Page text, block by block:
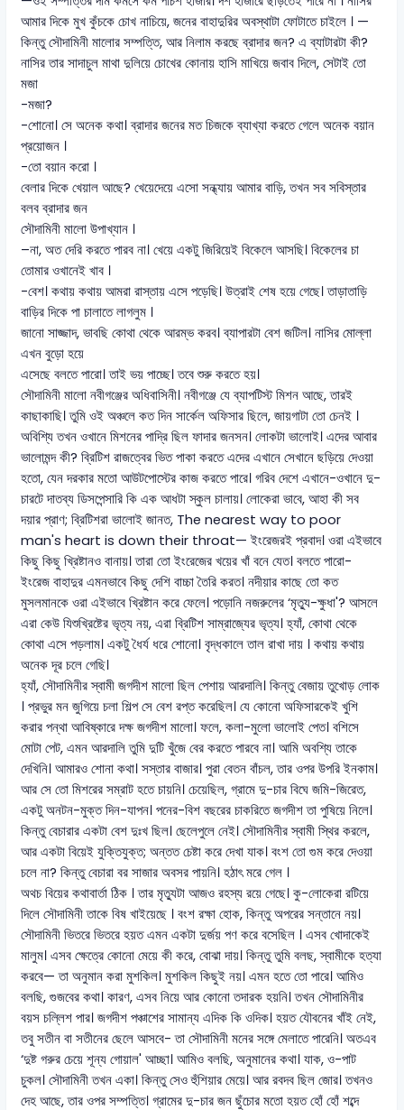
আমার দিকে মুখ কুঁচকে চোখ নাচিয়ে, জনের বাহাদুরির অবস্থাটা ফোটাতে চাইলে । —
কিন্তু সৌদামিনী মালোর সম্পত্তি, আর নিলাম করছে ব্রাদার জন? এ ব্যাটারটা কী?
নাসির তার সাদাচুল মাথা দুলিয়ে চোখের কোনায় হাসি মাখিয়ে জবাব দিলে, সেটাই তো
মজা
-মজা?
-শোনো। সে অনেক কথা। ব্রাদার জনের মত চিজকে ব্যাখ্যা করতে গেলে অনেক বয়ান
প্রয়োজন ।
-তো বয়ান করো ।
বেলার দিকে খেয়াল আছে? খেয়েদেয়ে এসো সন্ধ্যায় আমার বাড়ি, তখন সব সবিস্তার
বলব ব্রাদার জন
সৌদামিনী মালো উপাখ্যান ।
–না, অত দেরি করতে পারব না। খেয়ে একটু জিরিয়েই বিকেলে আসছি। বিকেলের চা
তোমার ওখানেই খাব ।
-বেশ। কথায় কথায় আমরা রাস্তায় এসে পড়েছি। উত্রাই শেষ হয়ে গেছে। তাড়াতাড়ি
বাড়ির দিকে পা চালাতে লাগলুম ।
জানো সাজ্জাদ, ভাবছি কোথা থেকে আরম্ভ করব। ব্যাপারটা বেশ জটিল। নাসির মোল্লা
এখন বুড়ো হয়ে
এসেছে বলতে পারো। তাই ভয় পাচ্ছে। তবে শুরু করতে হয়।
সৌদামিনী মালো নবীগঞ্জের অধিবাসিনী। নবীগঞ্জে যে ব্যাপটিস্ট মিশন আছে, তারই
কাছাকাছি। তুমি ওই অঞ্চলে কত দিন সার্কেল অফিসার ছিলে, জায়গাটা তো চেনই ।
অবিশ্যি তখন ওখানে মিশনের পাদ্রি ছিল ফাদার জনসন। লোকটা ভালোই। এদের আবার
ভালোমন্দ কী? ব্রিটিশ রাজত্বের ভিত পাকা করতে এদের এখানে সেখানে ছড়িয়ে দেওয়া
হতো, যেন দরকার মতো আউটপোস্টের কাজ করতে পারে। গরিব দেশে এখানে-ওখানে দু-
চারটে দাতব্য ডিসপেন্সারি কি এক আধটা স্কুল চালায়। লোকেরা ভাবে, আহা কী সব
দয়ার প্রাণ; ব্রিটিশরা ভালোই জানত, The nearest way to poor
man's heart is down their throat— ইংরেজরই প্রবাদ। ওরা এইভাবে
কিছু কিছু খ্রিষ্টানও বানায়। তারা তো ইংরেজের খয়ের খাঁ বনে যেত। বলতে পারো-
ইংরেজ বাহাদুর এমনভাবে কিছু দেশি বাচ্চা তৈরি করত। নদীয়ার কাছে তো কত
মুসলমানকে ওরা এইভাবে খ্রিষ্টান করে ফেলে। পড়োনি নজরুলের ‘মৃত্যু-ক্ষুধা'? আসলে
এরা কেউ যিশুখ্রিষ্টের ভৃত্য নয়, এরা ব্রিটিশ সাম্রাজ্যের ভৃত্য। হ্যাঁ, কোথা থেকে
কোথা এসে পড়লাম। একটু ধৈর্য ধরে শোনো। বৃদ্ধকালে তাল রাখা দায় । কথায় কথায়
অনেক দূর চলে গেছি।
হ্যাঁ, সৌদামিনীর স্বামী জগদীশ মালো ছিল পেশায় আরদালি। কিন্তু বেজায় তুখোড় লোক
। প্রভুর মন জুগিয়ে চলা শিল্প সে বেশ রপ্ত করেছিল। যে কোনো অফিসারকেই খুশি
করার পন্থা আবিষ্কারে দক্ষ জগদীশ মালো। ফলে, কলা-মুলো ভালোই পেত। বশিসে
মোটা পেট, এমন আরদালি তুমি দুটি খুঁজে বের করতে পারবে না। আমি অবশ্যি তাকে
দেখিনি। আমারও শোনা কথা। সস্তার বাজার। পুরা বেতন বাঁচল, তার ওপর উপরি ইনকাম।
আর সে তো মিশরের সম্রাট হতে চায়নি। চেয়েছিল, গ্রামে দু-চার বিঘে জমি-জিরেত,
একটু অনটন-মুক্ত দিন-যাপন। পনের-বিশ বছরের চাকরিতে জগদীশ তা পুষিয়ে নিলে।
কিন্তু বেচারার একটা বেশ দুঃখ ছিল। ছেলেপুলে নেই। সৌদামিনীর স্বামী স্থির করলে,
আর একটা বিয়েই যুক্তিযুক্ত; অন্তত চেষ্টা করে দেখা যাক। বংশ তো গুম করে দেওয়া
চলে না? কিন্তু বেচারা বর সাজার অবসর পায়নি। হঠাৎ মরে গেল ।
অথচ বিয়ের কথাবার্তা ঠিক । তার মৃত্যুটা আজও রহস্য রয়ে গেছে। কু-লোকেরা রটিয়ে
দিলে সৌদামিনী তাকে বিষ খাইয়েছে । বংশ রক্ষা হোক, কিন্তু অপরের সন্তানে নয়।
সৌদামিনী ভিতরে ভিতরে হয়ত এমন একটা দুর্জয় পণ করে বসেছিল । এসব খোদাকেই
মালুম। এসব ক্ষেত্রে কোনো মেয়ে কী করে, বোঝা দায়। কিন্তু তুমি বলছ, স্বামীকে হত্যা
করবে— তা অনুমান করা মুশকিল। মুশকিল কিছুই নয়। এমন হতে তো পারে। আমিও
বলছি, গুজবের কথা। কারণ, এসব নিয়ে আর কোনো তদারক হয়নি। তখন সৌদামিনীর
বয়স চল্লিশ পার। জগদীশ পঞ্চাশের সামান্য এদিক কি ওদিক। হয়ত যৌবনের খাঁই নেই,
তবু সতীন বা সতীনের ছেলে আসবে- তা সৌদামিনী মনের সঙ্গে মেলাতে পারেনি। অতএব
‘দুষ্ট গরুর চেয়ে শূন্য গোয়াল' আচ্ছা। আমিও বলছি, অনুমানের কথা। যাক, ও-পাট
চুকল। সৌদামিনী তখন একা। কিন্তু সেও হুঁশিয়ার মেয়ে। আর রবদব ছিল জোর। তখনও
দেহ আছে, তার ওপর সম্পত্তি। গ্রামের দু-চার জন ছুঁচোর মতো হয়ত হোঁ হোঁ শব্দে